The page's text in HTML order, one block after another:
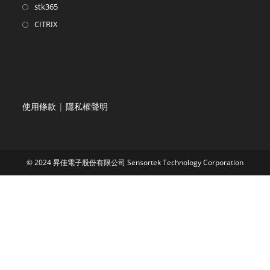
stk365
CITRIX
使用條款 |隱私權聲明
© 2024 昇佳電子股份有限公司 Sensortek Technology Corporation